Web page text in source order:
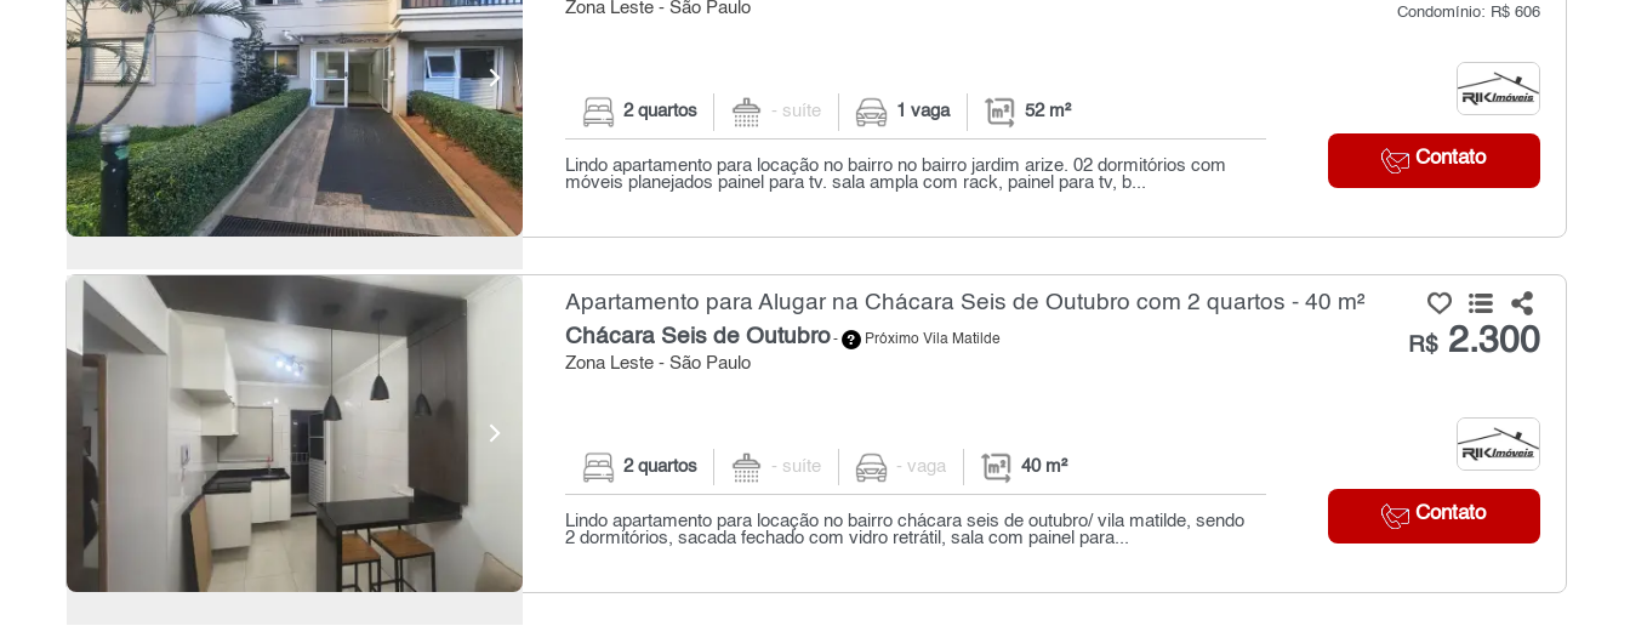
Zona Leste - São Paulo Condomínio: R$ 606
Contato
2 quartos - suíte 1 vaga 52 m²
Lindo apartamento para locação no bairro no bairro jardim arize. 02 dormitórios com
móveis planejados painel para tv. sala ampla com rack, painel para tv, b...
Apartamento para Alugar na Chácara Seis de Outubro com 2 quartos - 40 m²
Chácara Seis de Outubro- Próximo Vila Matilde
Zona Leste - São Paulo
R$2.300
Contato
2 quartos - suíte - vaga 40 m²
Lindo apartamento para locação no bairro chácara seis de outubro/ vila matilde, sendo
2 dormitórios, sacada fechado com vidro retrátil, sala com painel para...